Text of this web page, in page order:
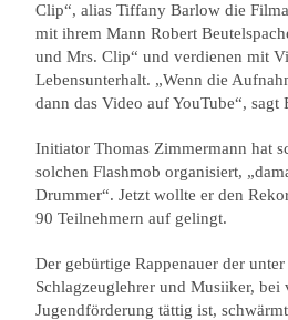
Clip“, alias Tiffany Barlow die
mit ihrem Mann Robert
und Mrs. Clip“ und verdienen mit
Lebensunterhalt. „Wenn die
dann das Video auf YouTube“, sagt
Initiator Thomas Zimmermann hat
solchen Flashmob organisiert,
Drummer“. Jetzt wollte er den
90 Teilnehmern auf gelingt.
Der gebürtige Rappenauer der
Schlagzeuglehrer und Musiiker, bei
Jugendförderung tättig ist,